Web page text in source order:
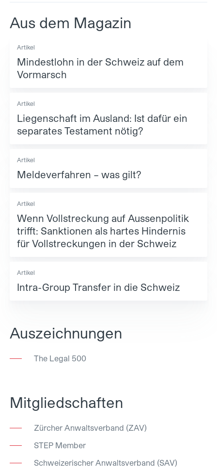
Aus dem Magazin
Artikel
Mindestlohn in der Schweiz auf dem
Vormarsch
Artikel
Liegenschaft im Ausland: Ist dafür ein
separates Testament nötig?
Artikel
Meldeverfahren – was gilt?
Artikel
Wenn Vollstreckung auf Aussenpolitik
trifft: Sanktionen als hartes Hindernis
für Vollstreckungen in der Schweiz
Artikel
Intra-Group Transfer in die Schweiz
Auszeichnungen
The Legal 500
Mitgliedschaften
Zürcher Anwaltsverband (ZAV)
STEP Member
Schweizerischer Anwaltsverband (SAV)